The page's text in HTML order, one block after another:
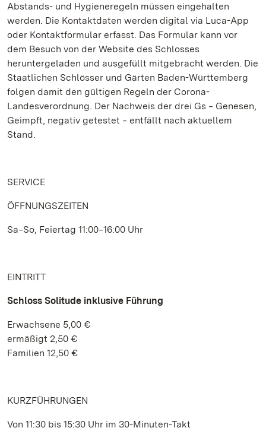
Abstands- und Hygieneregeln müssen eingehalten
werden. Die Kontaktdaten werden digital via Luca-App
oder Kontaktformular erfasst. Das Formular kann vor
dem Besuch von der Website des Schlosses
heruntergeladen und ausgefüllt mitgebracht werden. Die
Staatlichen Schlösser und Gärten Baden-Württemberg
folgen damit den gültigen Regeln der Corona-
Landesverordnung. Der Nachweis der drei Gs ‒ Genesen,
Geimpft, negativ getestet ‒ entfällt nach aktuellem
Stand.
SERVICE
ÖFFNUNGSZEITEN
Sa‒So, Feiertag 11:00‒16:00 Uhr
EINTRITT
Schloss Solitude inklusive Führung
Erwachsene 5,00 €
ermäßigt 2,50 €
Familien 12,50 €
KURZFÜHRUNGEN
Von 11:30 bis 15:30 Uhr im 30-Minuten-Takt